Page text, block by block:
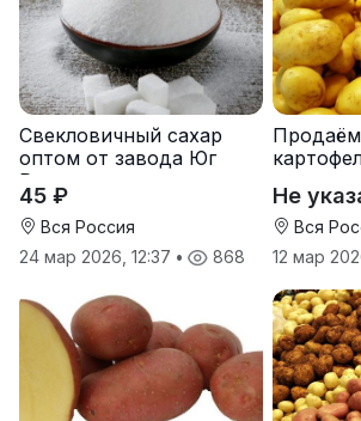
Свекловичный сахар
оптом от завода Юг
Руси
45 ₽
Вся Россия
24 мар 2026, 12:37 • 868
Не
Вся
12 мар